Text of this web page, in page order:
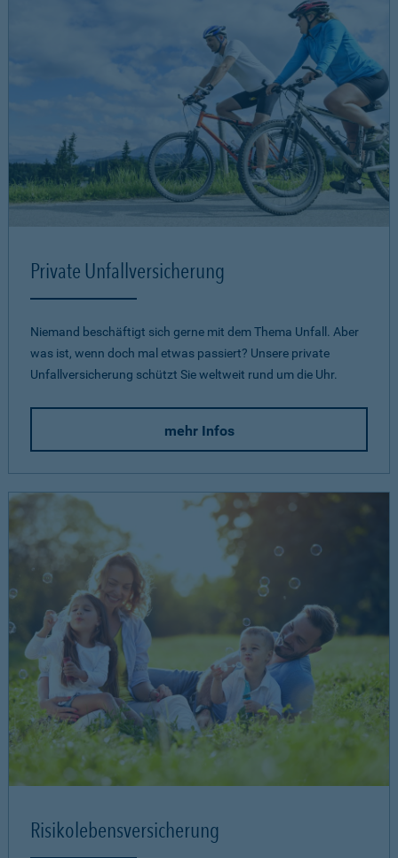
Private Unfallversicherung
Niemand beschäftigt sich gerne mit dem Thema Unfall. Aber
was ist, wenn doch mal etwas passiert? Unsere private
Unfallversicherung schützt Sie weltweit rund um die Uhr.
mehr Infos
Risikolebensversicherung